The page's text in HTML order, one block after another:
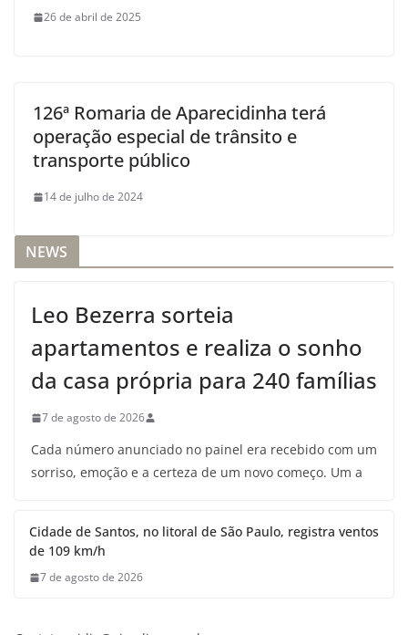
26 de abril de 2025
126ª Romaria de Aparecidinha terá
operação especial de trânsito e
transporte público
14 de julho de 2024
NEWS
Leo Bezerra sorteia
apartamentos e realiza o sonho
da casa própria para 240 famílias
7 de agosto de 2026
Cada número anunciado no painel era recebido com um
sorriso, emoção e a certeza de um novo começo. Um a
Cidade de Santos, no litoral de São Paulo, registra ventos
de 109 km/h
7 de agosto de 2026